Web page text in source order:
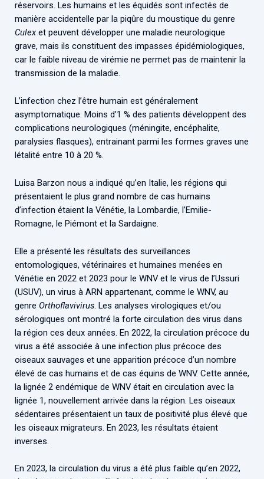
réservoirs. Les humains et les équidés sont infectés de
manière accidentelle par la piqûre du moustique du genre
Culex et peuvent développer une maladie neurologique
grave, mais ils constituent des impasses épidémiologiques,
car le faible niveau de virémie ne permet pas de maintenir la
transmission de la maladie.
L’infection chez l’être humain est généralement
asymptomatique. Moins d’1 % des patients développent des
complications neurologiques (méningite, encéphalite,
paralysies flasques), entrainant parmi les formes graves une
létalité entre 10 à 20 %.
Luisa Barzon nous a indiqué qu’en Italie, les régions qui
présentaient le plus grand nombre de cas humains
d’infection étaient la Vénétie, la Lombardie, l’Emilie-
Romagne, le Piémont et la Sardaigne.
Elle a présenté les résultats des surveillances
entomologiques, vétérinaires et humaines menées en
Vénétie en 2022 et 2023 pour le WNV et le virus de l’Ussuri
(USUV), un virus à ARN appartenant, comme le WNV, au
genre Orthoflavivirus. Les analyses virologiques et/ou
sérologiques ont montré la forte circulation des virus dans
la région ces deux années. En 2022, la circulation précoce du
virus a été associée à une infection plus précoce des
oiseaux sauvages et une apparition précoce d’un nombre
élevé de cas humains et de cas équins de WNV. Cette année,
la lignée 2 endémique de WNV était en circulation avec la
lignée 1, nouvellement arrivée dans la région. Les oiseaux
sédentaires présentaient un taux de positivité plus élevé que
les oiseaux migrateurs. En 2023, les résultats étaient
inverses.
En 2023, la circulation du virus a été plus faible qu’en 2022,